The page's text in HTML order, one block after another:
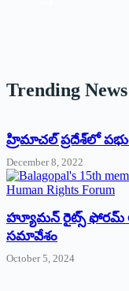
Trending News
‌హ్రిమాచల్‌ ‌ప్రదేశ్‌లో
December 8, 2022
హ్యూమన్‌ రైట్స్‌ ఫోరమ్‌
సమావేశం
October 5, 2024